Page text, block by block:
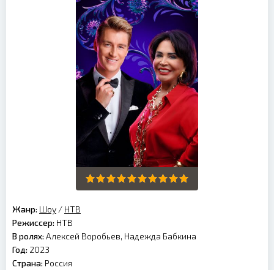
Жанр: Шоу / НТВ
Режиссер: НТВ
В ролях: Алексей Воробьев, Надежда Бабкина
Год: 2023
Страна: Россия